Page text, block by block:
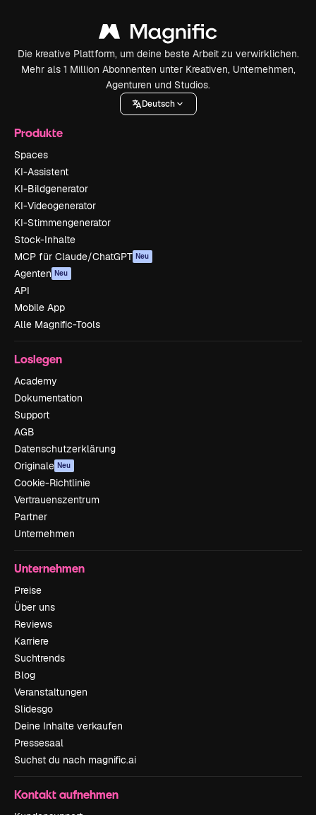
Die kreative Plattform, um deine beste Arbeit zu verwirklichen.
Mehr als 1 Million Abonnenten unter Kreativen, Unternehmen,
Agenturen und Studios.
Deutsch
Produkte
Spaces
KI-Assistent
KI-Bildgenerator
KI-Videogenerator
KI-Stimmengenerator
Stock-Inhalte
MCP für Claude/ChatGPT Neu
Agenten Neu
API
Mobile App
Alle Magnific-Tools
Loslegen
Academy
Dokumentation
Support
AGB
Datenschutzerklärung
Originale Neu
Cookie-Richtlinie
Vertrauenszentrum
Partner
Unternehmen
Unternehmen
Preise
Über uns
Reviews
Karriere
Suchtrends
Blog
Veranstaltungen
Slidesgo
Deine Inhalte verkaufen
Pressesaal
Suchst du nach magnific.ai
Kontakt aufnehmen